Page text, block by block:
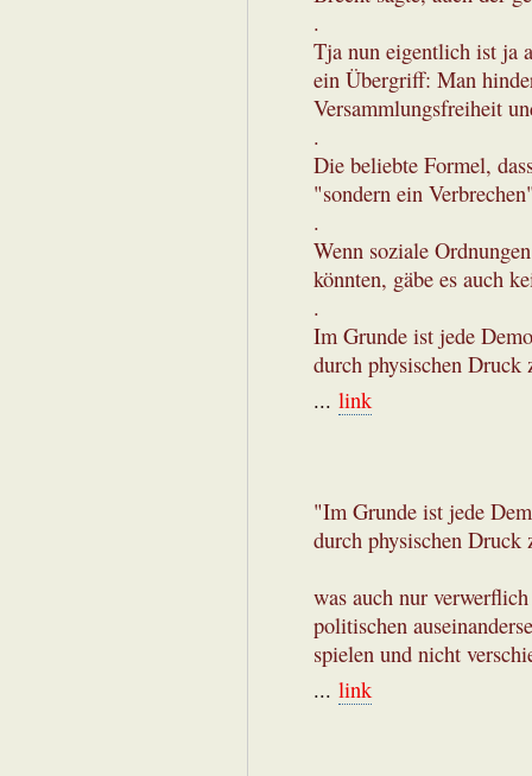
.
Tja nun eigentlich ist ja
ein Übergriff: Man
Versammlungsfreiheit
.
Die beliebte Formel,
"sondern ein
.
Wenn soziale
könnten, gäbe es auch
.
Im Grunde ist jede
durch physischen Druck
... link
"Im Grunde ist jede
durch physischen Druck
was auch nur
politischen
spielen und nicht
... link